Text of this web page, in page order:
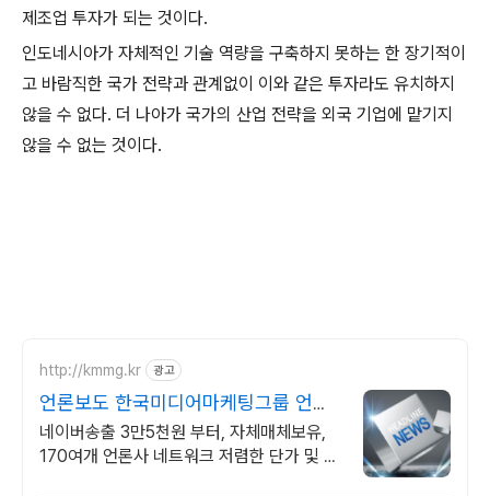
제조업 투자가 되는 것이다.
인도네시아가 자체적인 기술 역량을 구축하지 못하는 한 장기적이
고 바람직한 국가 전략과 관계없이 이와 같은 투자라도 유치하지
않을 수 없다. 더 나아가 국가의 산업 전략을 외국 기업에 맡기지
않을 수 없는 것이다.
http://kmmg.kr 광고
언론보도 한국미디어마케팅그룹 언론
사 직접운영
네이버송출 3만5천원 부터, 자체매체보유,
170여개 언론사 네트워크 저렴한 단가 및 충